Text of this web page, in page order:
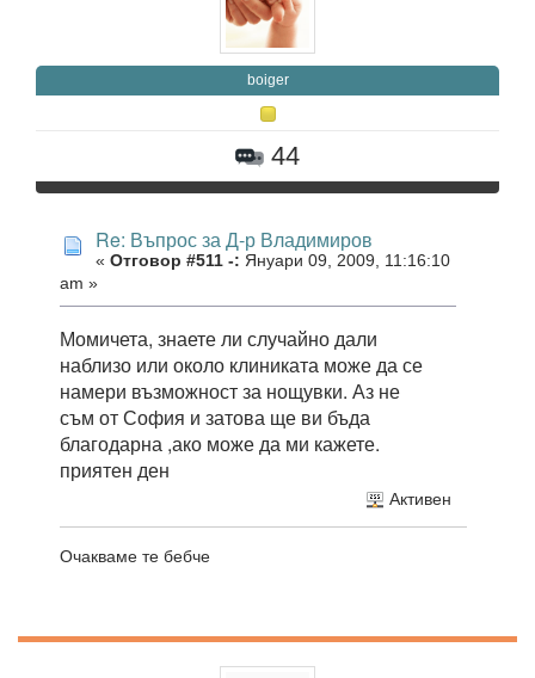
boiger
44
Re: Въпрос за Д-р Владимиров
« Отговор #511 -: Януари 09, 2009, 11:16:10
am »
Момичета, знаете ли случайно дали
наблизо или около клиниката може да се
намери възможност за нощувки. Аз не
съм от София и затова ще ви бъда
благодарна ,ако може да ми кажете.
приятен ден
Активен
Очакваме те бебче